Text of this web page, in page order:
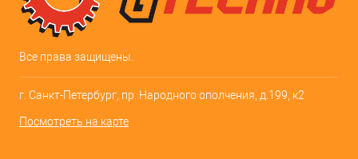
Все права защищены.
г. Санкт-Петербург, пр. Народного ополчения, д.199, к2
Посмотреть на карте